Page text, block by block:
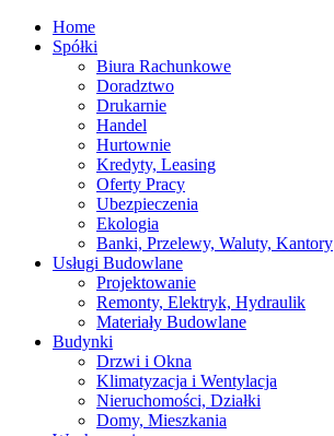
Home
Spółki
Biura Rachunkowe
Doradztwo
Drukarnie
Handel
Hurtownie
Kredyty, Leasing
Oferty Pracy
Ubezpieczenia
Ekologia
Banki, Przelewy, Waluty, Kantory
Usługi Budowlane
Projektowanie
Remonty, Elektryk, Hydraulik
Materiały Budowlane
Budynki
Drzwi i Okna
Klimatyzacja i Wentylacja
Nieruchomości, Działki
Domy, Mieszkania